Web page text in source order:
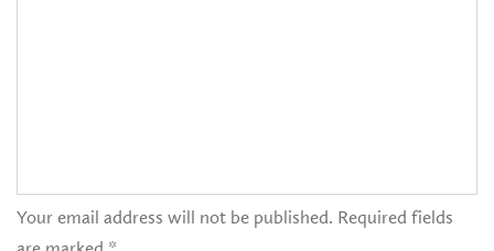
Your email address will not be published. Required fields